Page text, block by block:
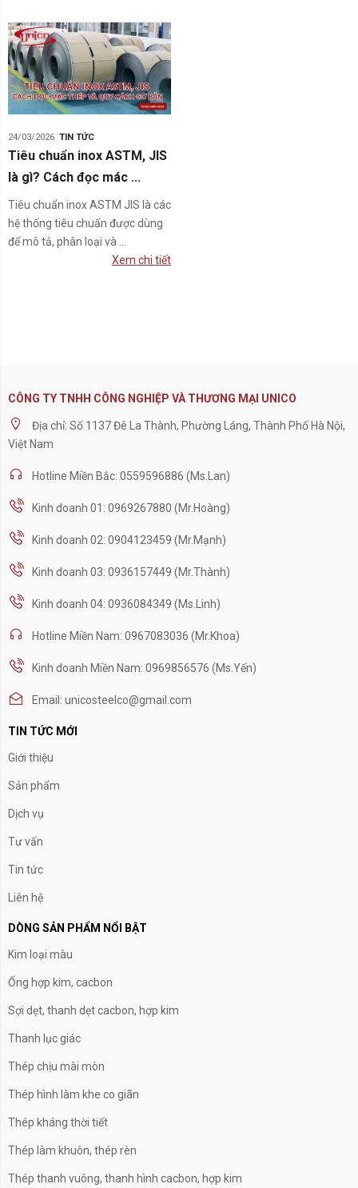
24/03/2026 TIN TỨC
Tiêu chuẩn inox ASTM, JIS
là gì? Cách đọc mác ...
Tiêu chuẩn inox ASTM JIS là các
hệ thống tiêu chuẩn được dùng
để mô tả, phân loại và ...
Xem chi tiết
CÔNG TY TNHH CÔNG NGHIỆP VÀ THƯƠNG MẠI UNICO
Địa chỉ: Số 1137 Đê La Thành, Phường Láng, Thành Phố Hà Nội,
Việt Nam
Hotline Miền Bắc: 0559596886 (Ms.Lan)
Kinh doanh 01: 0969267880 (Mr.Hoàng)
Kinh doanh 02: 0904123459 (Mr.Mạnh)
Kinh doanh 03: 0936157449 (Mr.Thành)
Kinh doanh 04: 0936084349 (Ms.Linh)
Hotline Miền Nam: 0967083036 (Mr.Khoa)
Kinh doanh Miền Nam: 0969856576 (Ms.Yến)
Email: unicosteelco@gmail.com
TIN TỨC MỚI
Giới thiệu
Sản phẩm
Dịch vụ
Tư vấn
Tin tức
Liên hệ
DÒNG SẢN PHẨM NỔI BẬT
Kim loại màu
Ống hợp kim, cacbon
Sợi dẹt, thanh dẹt cacbon, hợp kim
Thanh lục giác
Thép chịu mài mòn
Thép hình làm khe co giãn
Thép kháng thời tiết
Thép làm khuôn, thép rèn
Thép thanh vuông, thanh hình cacbon, hợp kim